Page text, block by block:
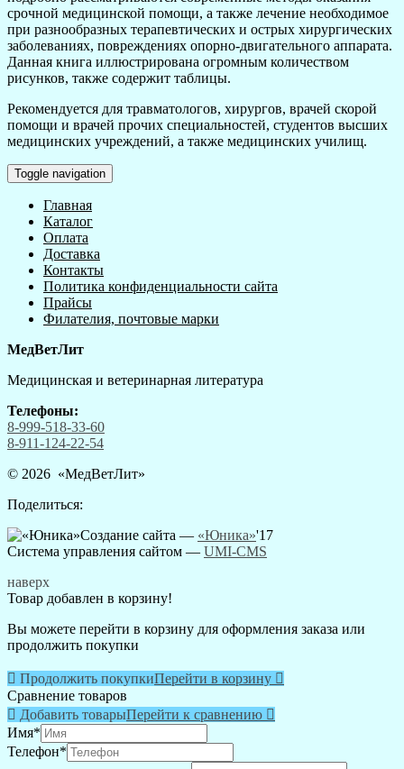
срочной медицинской помощи, а также лечение необходимое
при разнообразных терапевтических и острых хирургических
заболеваниях, повреждениях опорно-двигательного аппарата.
Данная книга иллюстрирована огромным количеством
рисунков, также содержит таблицы.
Рекомендуется для травматологов, хирургов, врачей скорой
помощи и врачей прочих специальностей, студентов высших
медицинских учреждений, а также медицинских училищ.
Toggle navigation
Главная
Каталог
Оплата
Доставка
Контакты
Политика конфиденциальности сайта
Прайсы
Филателия, почтовые марки
МедВетЛит
Медицинская и ветеринарная литература
Телефоны:
8-999-518-33-60
8-911-124-22-54
© 2026 «МедВетЛит»
Поделиться:
Создание сайта — «Юника»'17
Система управления сайтом — UMI-CMS
наверх
Товар добавлен в корзину!
Вы можете перейти в корзину для оформления заказа или
продолжить покупки
 Продолжить покупкиПерейти в корзину 
Сравнение товаров
 Добавить товарыПерейти к сравнению 
Имя*
Телефон*